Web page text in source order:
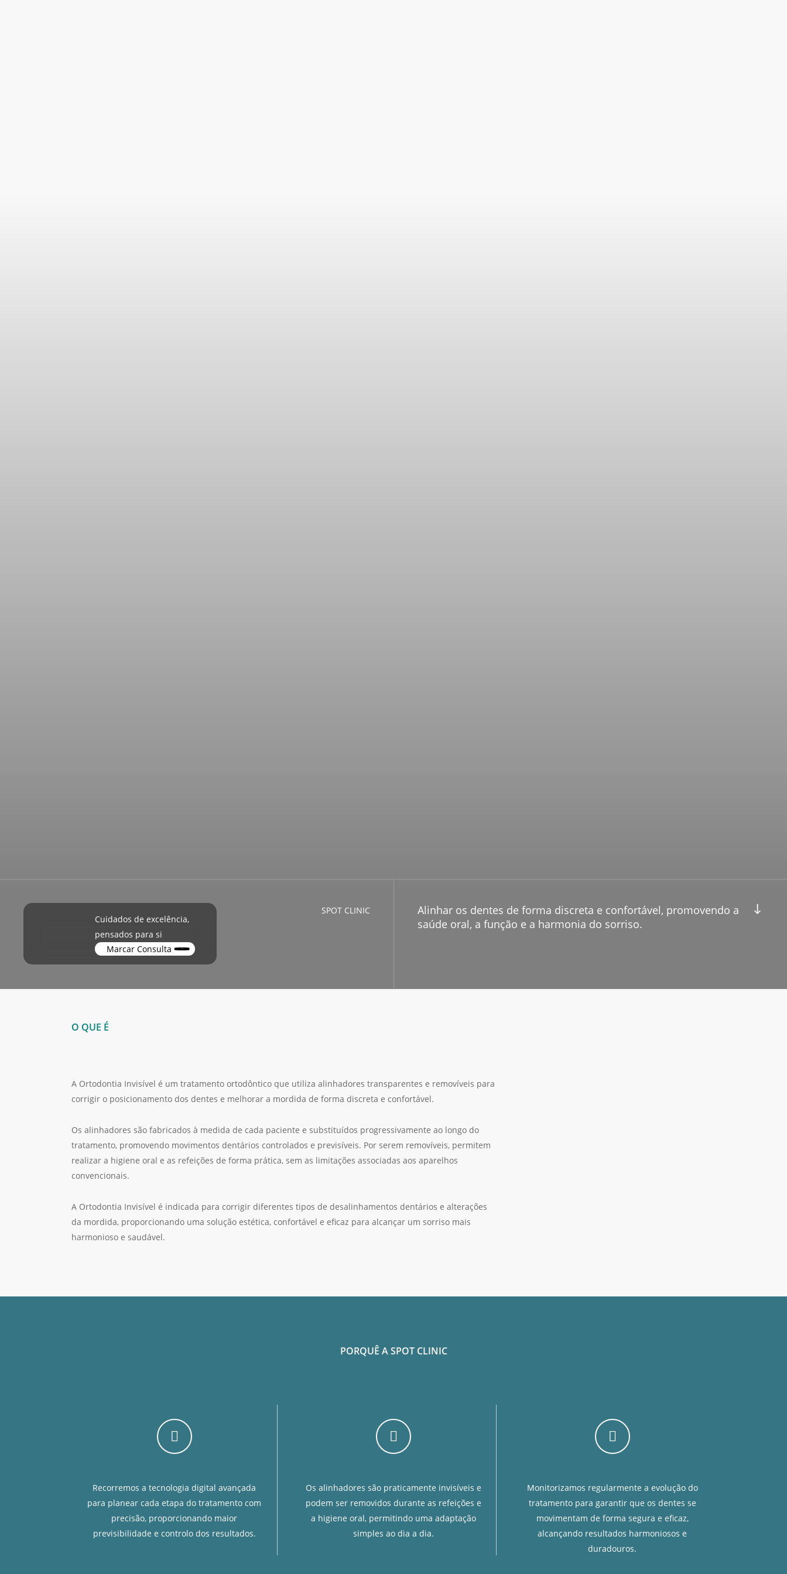
Cuidados de excelência,
pensados para si
Marcar Consulta
SPOT CLINIC
Alinhar os dentes de forma discreta e confortável, promovendo a
saúde oral, a função e a harmonia do sorriso.
Navigate to the next section
O QUE É
A Ortodontia Invisível é um tratamento ortodôntico que utiliza alinhadores transparentes e removíveis para
corrigir o posicionamento dos dentes e melhorar a mordida de forma discreta e confortável.
Os alinhadores são fabricados à medida de cada paciente e substituídos progressivamente ao longo do
tratamento, promovendo movimentos dentários controlados e previsíveis. Por serem removíveis, permitem
realizar a higiene oral e as refeições de forma prática, sem as limitações associadas aos aparelhos
convencionais.
A Ortodontia Invisível é indicada para corrigir diferentes tipos de desalinhamentos dentários e alterações
da mordida, proporcionando uma solução estética, confortável e eficaz para alcançar um sorriso mais
harmonioso e saudável.
PORQUÊ A SPOT CLINIC
Recorremos a tecnologia digital avançada
para planear cada etapa do tratamento com
precisão, proporcionando maior
previsibilidade e controlo dos resultados.
Os alinhadores são praticamente invisíveis e
podem ser removidos durante as refeições e
a higiene oral, permitindo uma adaptação
simples ao dia a dia.
Monitorizamos regularmente a evolução do
tratamento para garantir que os dentes se
movimentam de forma segura e eficaz,
alcançando resultados harmoniosos e
duradouros.